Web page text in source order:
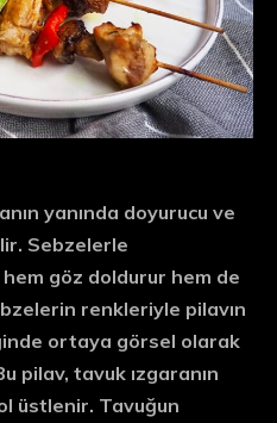
yanında doyurucu ve
Sebzelerle
göz doldurur hem de
renkleriyle pilavın
ortaya görsel olarak
pilav, tavuk ızgaranın
üstlenir. Tavuğun